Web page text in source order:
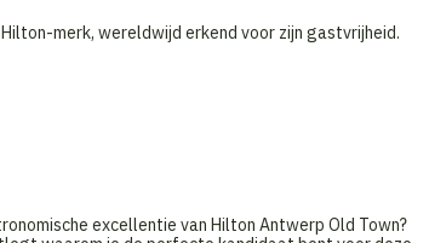
merk, wereldwijd erkend voor zijn gastvrijheid.
excellentie van Hilton Antwerp Old Town?